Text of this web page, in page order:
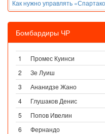
Как нужно управлять
Бомбардиры ЧР
1 Промес Куинси
2
Зе Луиш
3
Ананидзе Жано
4
Глушаков Денис
5
Попов Ивелин
6
Фернандо